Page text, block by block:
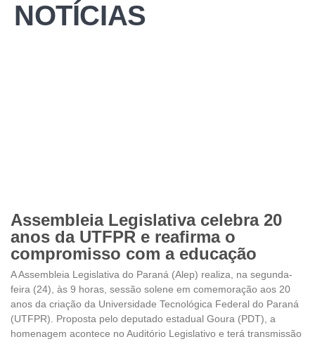
NOTÍCIAS
Assembleia Legislativa celebra 20
anos da UTFPR e reafirma o
compromisso com a educação
A Assembleia Legislativa do Paraná (Alep) realiza, na segunda-
feira (24), às 9 horas, sessão solene em comemoração aos 20
anos da criação da Universidade Tecnológica Federal do Paraná
(UTFPR). Proposta pelo deputado estadual Goura (PDT), a
homenagem acontece no Auditório Legislativo e terá transmissão